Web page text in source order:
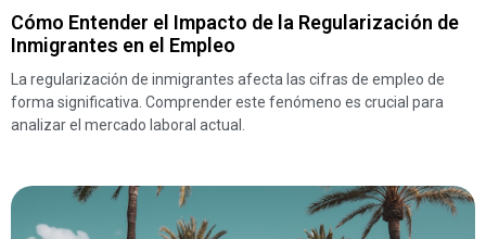
Cómo Entender el Impacto de la Regularización de
Inmigrantes en el Empleo
La regularización de inmigrantes afecta las cifras de empleo de
forma significativa. Comprender este fenómeno es crucial para
analizar el mercado laboral actual.